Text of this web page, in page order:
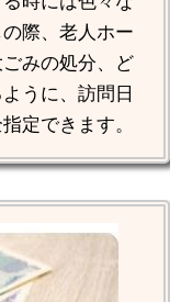
際、老人ホー
みの処分、ど
うに、訪問日
定できます。